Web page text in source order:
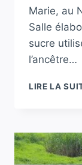
Marie, au
Salle
sucre
l’ancêtre…
LIRE LA